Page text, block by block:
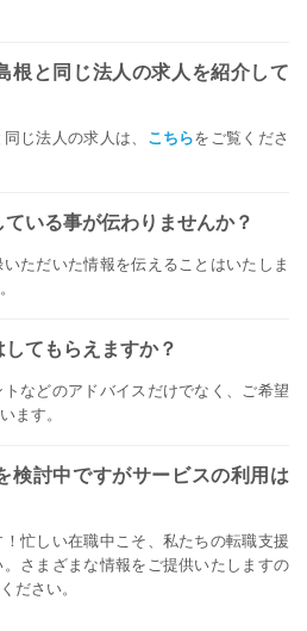
根と同じ法人の求人を紹介して
じ法人の求人は、 こちらをご覧くださ
いる事が伝わりませんか？
ただいた情報を伝えることはいたしま
てもらえますか？
などのアドバイスだけでなく、ご希望
ます。
検討中ですがサービスの利用は
忙しい在職中こそ、私たちの転職支援
さまざまな情報をご提供いたしますの
ださい。